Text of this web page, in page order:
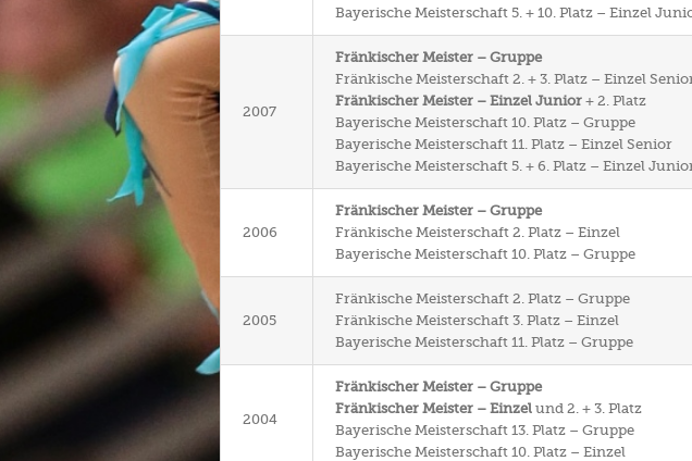
Bayerische Meisterschaft 5. + 10. Platz – Einzel
2007
Fränkischer Meister – Gruppe
Fränkische Meisterschaft 2. + 3. Platz – Einzel
Fränkischer Meister – Einzel Junior + 2. Platz
Bayerische Meisterschaft 10. Platz – Gruppe
Bayerische Meisterschaft 11. Platz – Einzel Senior
Bayerische Meisterschaft 5. + 6. Platz – Einzel
2006
Fränkischer Meister – Gruppe
Fränkische Meisterschaft 2. Platz – Einzel
Bayerische Meisterschaft 10. Platz – Gruppe
2005
Fränkische Meisterschaft 2. Platz – Gruppe
Fränkische Meisterschaft 3. Platz – Einzel
Bayerische Meisterschaft 11. Platz – Gruppe
2004
Fränkischer Meister – Gruppe
Fränkischer Meister – Einzel und 2. + 3. Platz
Bayerische Meisterschaft 13. Platz – Gruppe
Bayerische Meisterschaft 10. Platz – Einzel